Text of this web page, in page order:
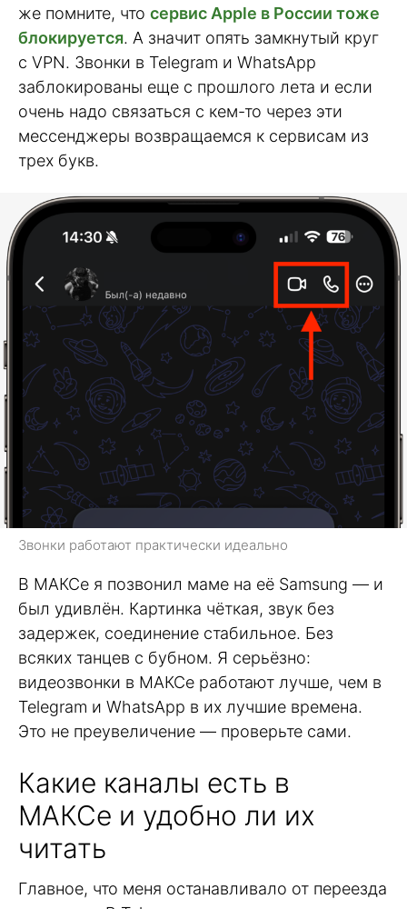
же помните, что сервис Apple в России тоже
блокируется. А значит опять замкнутый круг
с VPN. Звонки в Telegram и WhatsApp
заблокированы еще с прошлого лета и если
очень надо связаться с кем-то через эти
мессенджеры возвращаемся к сервисам из
трех букв.
Звонки работают практически идеально
В МАКСе я позвонил маме на её Samsung — и
был удивлён. Картинка чёткая, звук без
задержек, соединение стабильное. Без
всяких танцев с бубном. Я серьёзно:
видеозвонки в МАКСе работают лучше, чем в
Telegram и WhatsApp в их лучшие времена.
Это не преувеличение — проверьте сами.
Какие каналы есть в
МАКСе и удобно ли их
читать
Главное, что меня останавливало от переезда